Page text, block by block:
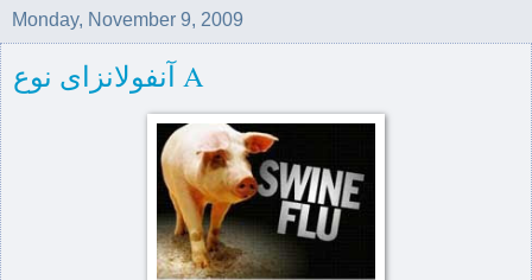
Monday, November 9, 2009
آنفولانزای نوع A